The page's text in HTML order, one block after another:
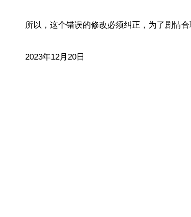
所以，这个错误的修改必须纠正，为了剧情合
2023年12月20日